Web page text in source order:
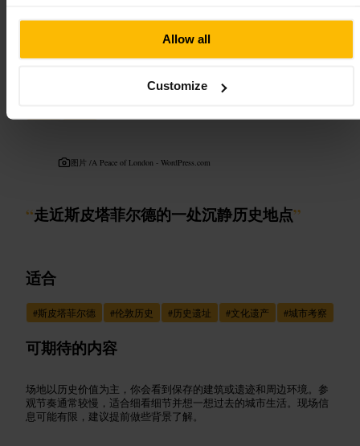
Allow all
Customize
斯皮塔菲尔兹 查内尔 豪斯
历史与受保护的遗址
图片 /A Peace of London - WordPress.com
“走近斯皮塔菲尔德的一处沉静历史地点”
适合
#斯皮塔菲尔德 #伦敦历史 #历史遗址 #文化遗产 #城市考察
可期待的内容
场地以历史价值为主，你会看到保存的建筑或遗迹和周边环境。参
观节奏通常较慢，适合细看细节并想一想过去的城市生活。现场信
息可能有限，建议提前做些背景了解。